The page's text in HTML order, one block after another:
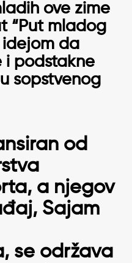
ove zime
“Put mladog
idejom da
i podstakne
sopstvenog
od
a njegov
Sajam
se održava